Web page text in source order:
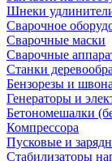
Шнеки
Сварочное
Сварочные маски
Сварочные
Станки
Бензорезы и
Генераторы и
Бетономешалки
Компрессора
Пусковые и
Стабилизаторы